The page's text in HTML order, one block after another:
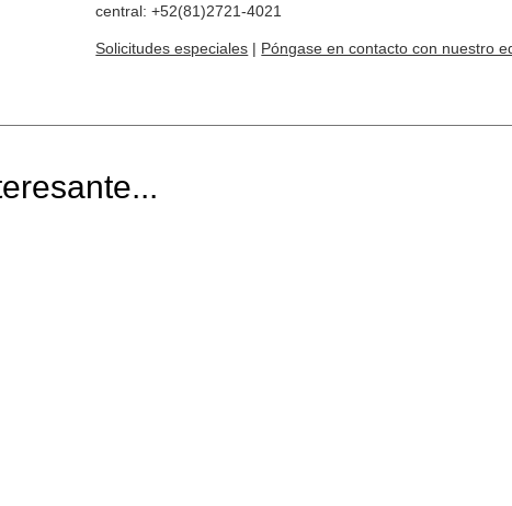
central: +52(81)2721-4021
Solicitudes especiales | Póngase en contacto con nuestro